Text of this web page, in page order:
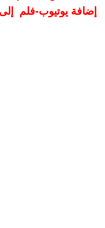
إضافة يوتيوب-فلم